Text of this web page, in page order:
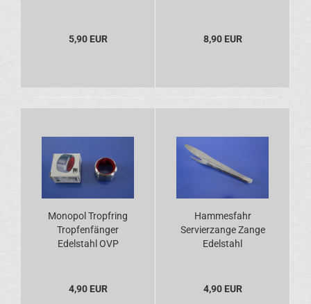
5,90 EUR 8,90 EUR
Monopol Tropfring
Tropfenfänger
Edelstahl OVP
4,90 EUR
Hammesfahr
Servierzange Zange
Edelstahl
4,90 EUR